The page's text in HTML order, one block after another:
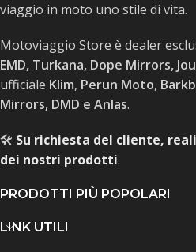
viaggio in moto uno stile di vita.
Motoviaggio Store è dealer
EMD, Turkana, Dope Mirrors,
ufficiale Klim, Perun Moto,
Mirrors, DMD e Anlas.
🛠️ Su richiesta del cliente,
dei nostri prodotti.
PRODOTTI PIÙ POPOLARI
LINK UTILI